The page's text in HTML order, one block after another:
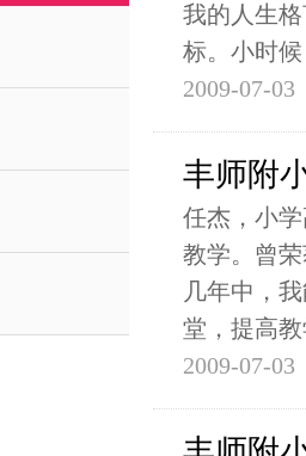
我的人生
标。小时
2009-07-03
丰师附
任杰，小
教学。曾
几年中，
堂，提高
2009-07-03